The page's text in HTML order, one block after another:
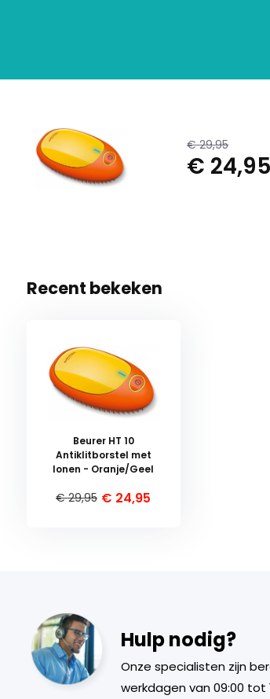
€ 29,95
€ 24,95
Recent bekeken
Beurer HT 10
Antiklitborstel met
Ionen - Oranje/Geel
€ 29,95 € 24,95
Hulp nodig?
Onze specialisten zijn
werkdagen van 09:00 tot